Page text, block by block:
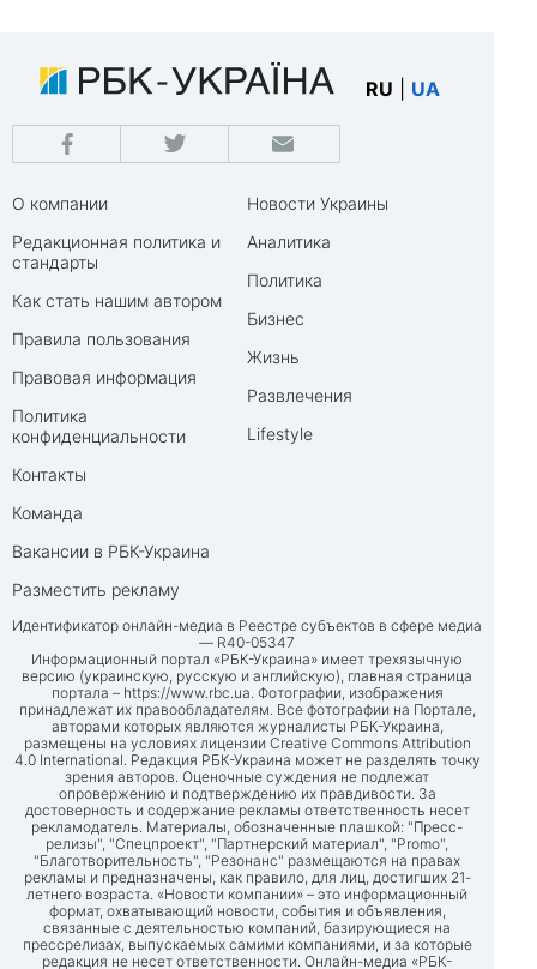
RU UA
О компании
Редакционная политика и
стандарты
Как стать нашим автором
Правила пользования
Правовая информация
Политика
конфиденциальности
Контакты
Команда
Вакансии в РБК-Украина
Разместить рекламу
Новости Украины
Аналитика
Политика
Бизнес
Жизнь
Развлечения
Lifestyle
Идентификатор онлайн-медиа в Реестре субъектов в сфере медиа
— R40-05347
Информационный портал «РБК-Украина» имеет трехязычную
версию (украинскую, русскую и английскую), главная страница
портала – https://www.rbc.ua. Фотографии, изображения
принадлежат их правообладателям. Все фотографии на Портале,
авторами которых являются журналисты РБК-Украина,
размещены на условиях лицензии Creative Commons Attribution
4.0 International. Редакция РБК-Украина может не разделять точку
зрения авторов. Оценочные суждения не подлежат
опровержению и подтверждению их правдивости. За
достоверность и содержание рекламы ответственность несет
рекламодатель. Материалы, обозначенные плашкой: "Пресс-
релизы", "Спецпроект", "Партнерский материал", "Promo",
"Благотворительность", "Резонанс" размещаются на правах
рекламы и предназначены, как правило, для лиц, достигших 21-
летнего возраста. «Новости компании» – это информационный
формат, охватывающий новости, события и объявления,
связанные с деятельностью компаний, базирующиеся на
прессрелизах, выпускаемых самими компаниями, и за которые
редакция не несет ответственности. Онлайн-медиа «РБК-